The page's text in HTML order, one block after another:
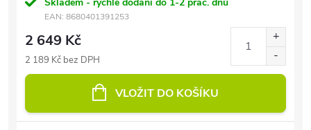
EAN: 8680401391253
2 649 Kč
2 189 Kč bez DPH
VLOŽIT DO KOŠÍKU